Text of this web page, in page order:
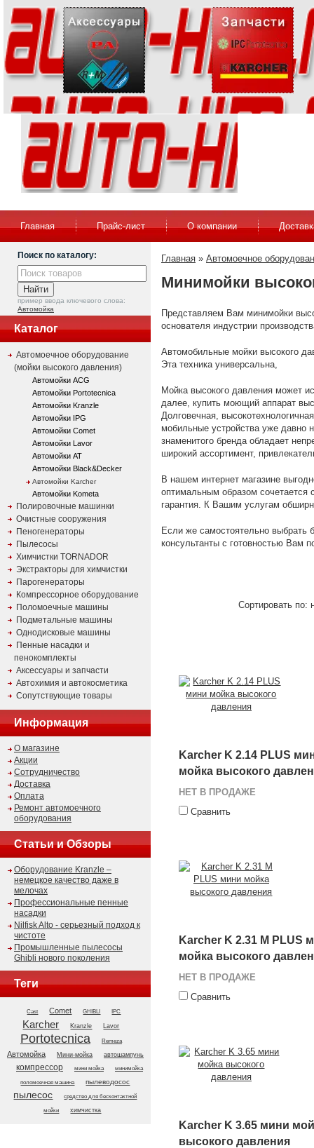
Главная Прайс-лист О компании
Поиск по каталогу:
пример ввода ключевого слова:
Автомойка
Каталог
Автомоечное оборудование
(мойки высокого давления)
Автомойки ACG
Автомойки Portotecnica
Автомойки Kranzle
Автомойки IPG
Автомойки Comet
Автомойки Lavor
Автомойки AT
Автомойки Black&Decker
Автомойки Karcher
Автомойки Kometa
Полировочные машинки
Очистные сооружения
Пеногенераторы
Пылесосы
Химчистки TORNADOR
Экстракторы для химчистки
Парогенераторы
Компрессорное оборудование
Поломоечные машины
Подметальные машины
Однодисковые машины
Пенные насадки и
пенокомплекты
Аксессуары и запчасти
Автохимия и автокосметика
Сопутствующие товары
Информация
О магазине
Акции
Сотрудничество
Доставка
Оплата
Ремонт автомоечного
оборудования
Статьи и Обзоры
Оборудование Kranzle –
немецкое качество даже в
мелочах
Профессиональные пенные
насадки
Nilfisk Alto - серьезный подход к
чистоте
Промышленные пылесосы
Ghibli нового поколения
Теги
Cast Comet GHIBLI IPC
Karcher Kranzle Lavor
Portotecnica Remeza
Автомойка Мини-мойка автошампунь
компрессор мини мойка минимойка
поломоечная машина пылеводосос
пылесос средство для бесконтактной
мойки химчистка
Главная » Автомоечное
Минимойки
Представляем Вам минимойки
основателя индустрии
Автомобильные мойки высокого
Эта техника универсальна,
Мойка высокого давления может
далее, купить моющий аппарат
Долговечная,
мобильные устройства уже давно
знаменитого бренда обладает
широкий ассортимент,
В нашем интернет магазине
оптимальным образом сочетается
гарантия. К Вашим услугам
Если же самостоятельно выбрать
консультанты с готовностью Вам
Сортировать по:
Karcher K 2.14 PLUS
мойка высокого
НЕТ В ПРОДАЖЕ
Сравнить
Karcher K 2.31 M PLUS
мойка высокого
НЕТ В ПРОДАЖЕ
Сравнить
Karcher K 3.65 мини
высокого давления